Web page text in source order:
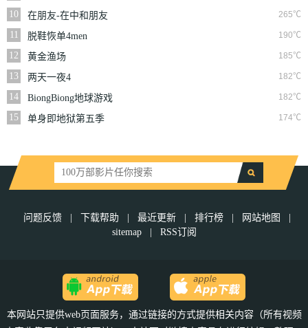
10 265℃
在朋友-在中和朋友
们
11 190℃
脱鞋恢单4men
12
185℃
黄金渔场
13
182℃
两天一夜4
14
182℃
BiongBiong地球游戏
厅第三季
15 174℃
单身即地狱第五季
问题反馈 下载帮助 最近更新 排行榜 网站地图
sitemap
RSS订阅
本网站只提供web页面服务，通过链接的方式提供相关内容（所有视频